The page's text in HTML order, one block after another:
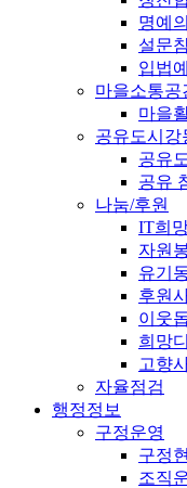
명예
설문
입법
마을소통공
마을
공유도시강
공유
공유
나눔/후원
IT희
자원
유기
후원
이웃
희망
고향
자율점검
행정정보
구정운영
구정
조직